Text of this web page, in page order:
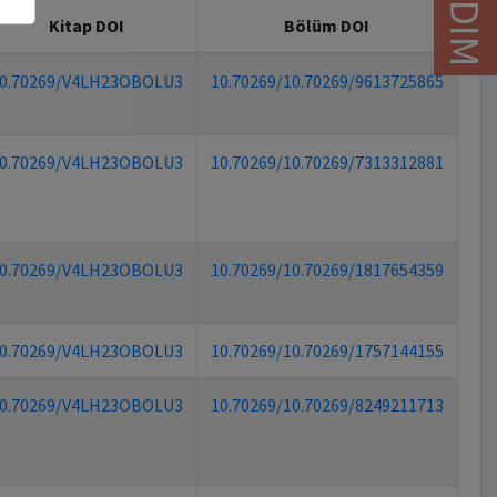
Kitap DOI Bölüm DOI
V4LH23OBOLU3 10.70269/10.70269/9613725865
V4LH23OBOLU3 10.70269/10.70269/7313312881
V4LH23OBOLU3 10.70269/10.70269/1817654359
V4LH23OBOLU3 10.70269/10.70269/1757144155
V4LH23OBOLU3 10.70269/10.70269/8249211713